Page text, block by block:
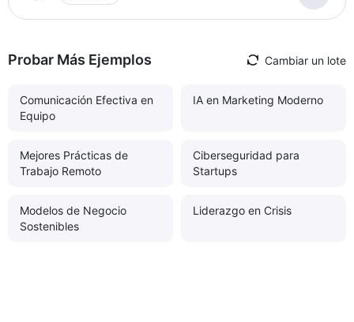
Probar Más Ejemplos Cambiar un lote
Comunicación Efectiva en
Equipo
IA en Marketing Moderno
Mejores Prácticas de
Trabajo Remoto
Ciberseguridad para
Startups
Modelos de Negocio
Sostenibles
Liderazgo en Crisis